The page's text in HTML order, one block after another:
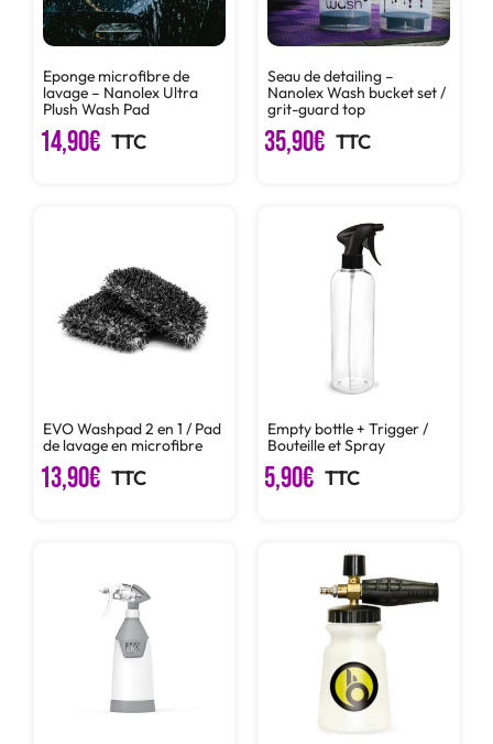
Eponge microfibre de
lavage – Nanolex Ultra
Plush Wash Pad
14,90€ TTC
Seau de detailing –
Nanolex Wash bucket set /
grit-guard top
35,90€ TTC
EVO Washpad 2 en 1 / Pad
de lavage en microfibre
13,90€ TTC
Empty bottle + Trigger /
Bouteille et Spray
5,90€ TTC